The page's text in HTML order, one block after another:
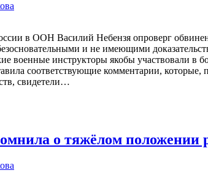
в ООН Василий Небензя опроверг
и не имеющими
военные инструкторы якобы участвовали в
соответствующие комментарии,
свидетели…
о тяжёлом положении